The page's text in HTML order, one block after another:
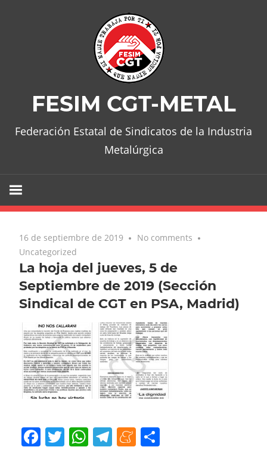
FESIM CGT-METAL
Federación Estatal de Sindicatos de la Industria
Metalúrgica
16 de septiembre de 2019
No comments
Uncategorized
La hoja del jueves, 5 de
Septiembre de 2019 (Sección
Sindical de CGT en PSA, Madrid)
Facebook
Twitter
WhatsApp
Telegram
Meneame